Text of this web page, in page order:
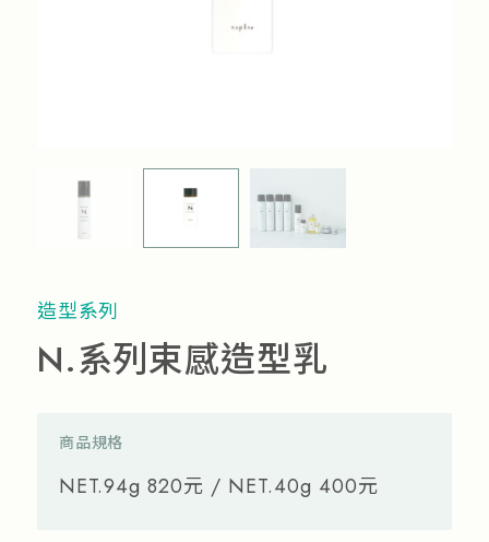
造型系列
N.系列束感造型乳
商品規格
NET.94g 820元 / NET.40g 400元